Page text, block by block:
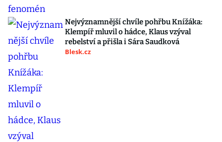
Nejvýznamnější chvíle pohřbu Knížáka:
Klempíř mluvil o hádce, Klaus vzýval
rebelství a přišla i Sára Saudková
Blesk.cz